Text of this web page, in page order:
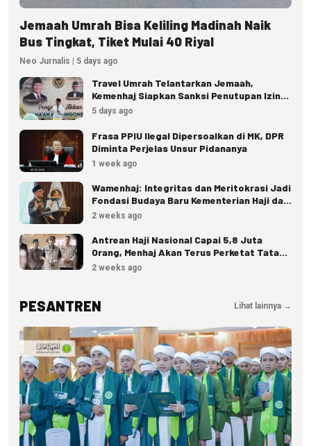
Jemaah Umrah Bisa Keliling Madinah Naik
Bus Tingkat, Tiket Mulai 40 Riyal
Neo Jurnalis | 5 days ago
Travel Umrah Telantarkan Jemaah,
Kemenhaj Siapkan Sanksi Penutupan Izin
hingga Pidana
5 days ago
Frasa PPIU Ilegal Dipersoalkan di MK, DPR
Diminta Perjelas Unsur Pidananya
1 week ago
Wamenhaj: Integritas dan Meritokrasi Jadi
Fondasi Budaya Baru Kementerian Haji dan
Umrah
2 weeks ago
Antrean Haji Nasional Capai 5,8 Juta
Orang, Menhaj Akan Terus Perketat Tata
Kelola
2 weeks ago
PESANTREN Lihat lainnya →